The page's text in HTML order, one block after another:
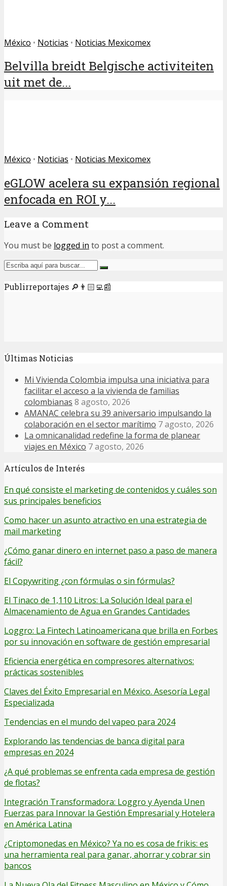
México • Noticias • Noticias Mexicomex
Belvilla breidt Belgische activiteiten
uit met de...
México • Noticias • Noticias Mexicomex
eGLOW acelera su expansión regional
enfocada en ROI y...
Leave a Comment
You must be logged in to post a comment.
Publirreportajes 🔎👨🏻‍💻📰
Últimas Noticias
Mi Vivienda Colombia impulsa una iniciativa para
facilitar el acceso a la vivienda de familias
colombianas 8 agosto, 2026
AMANAC celebra su 39 aniversario impulsando la
colaboración en el sector marítimo 7 agosto, 2026
La omnicanalidad redefine la forma de planear
viajes en México 7 agosto, 2026
Artículos de Interés
En qué consiste el marketing de contenidos y cuáles son
sus principales beneficios
Como hacer un asunto atractivo en una estrategia de
mail marketing
¿Cómo ganar dinero en internet paso a paso de manera
fácil?
El Copywriting ¿con fórmulas o sin fórmulas?
El Tinaco de 1,110 Litros: La Solución Ideal para el
Almacenamiento de Agua en Grandes Cantidades
Loggro: La Fintech Latinoamericana que brilla en Forbes
por su innovación en software de gestión empresarial
Eficiencia energética en compresores alternativos:
prácticas sostenibles
Claves del Éxito Empresarial en México. Asesoría Legal
Especializada
Tendencias en el mundo del vapeo para 2024
Explorando las tendencias de banca digital para
empresas en 2024
¿A qué problemas se enfrenta cada empresa de gestión
de flotas?
Integración Transformadora: Loggro y Ayenda Unen
Fuerzas para Innovar la Gestión Empresarial y Hotelera
en América Latina
¿Criptomonedas en México? Ya no es cosa de frikis: es
una herramienta real para ganar, ahorrar y cobrar sin
bancos